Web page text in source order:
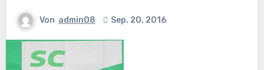
Von admin08 Sep. 20, 2016